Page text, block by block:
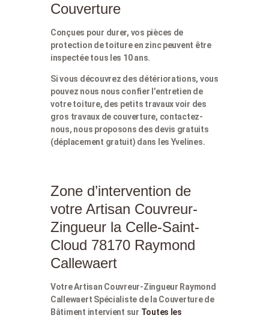
Couverture
Conçues pour durer, vos pièces de
protection de toiture en zinc peuvent être
inspectée tous les 10 ans.
Si vous découvrez des détériorations, vous
pouvez nous nous confier l’entretien de
votre toiture, des petits travaux voir des
gros travaux de couverture, contactez-
nous, nous proposons des devis gratuits
(déplacement gratuit) dans les Yvelines.
Zone d’intervention de
votre Artisan Couvreur-
Zingueur la Celle-Saint-
Cloud 78170 Raymond
Callewaert
Votre Artisan Couvreur-Zingueur Raymond
Callewaert Spécialiste de la Couverture de
Bâtiment intervient sur Toutes les